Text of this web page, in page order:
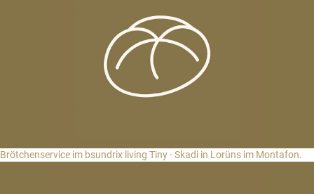
Brötchenservice im bsundrix living Tiny - Skadi in Lorüns im Montafon.